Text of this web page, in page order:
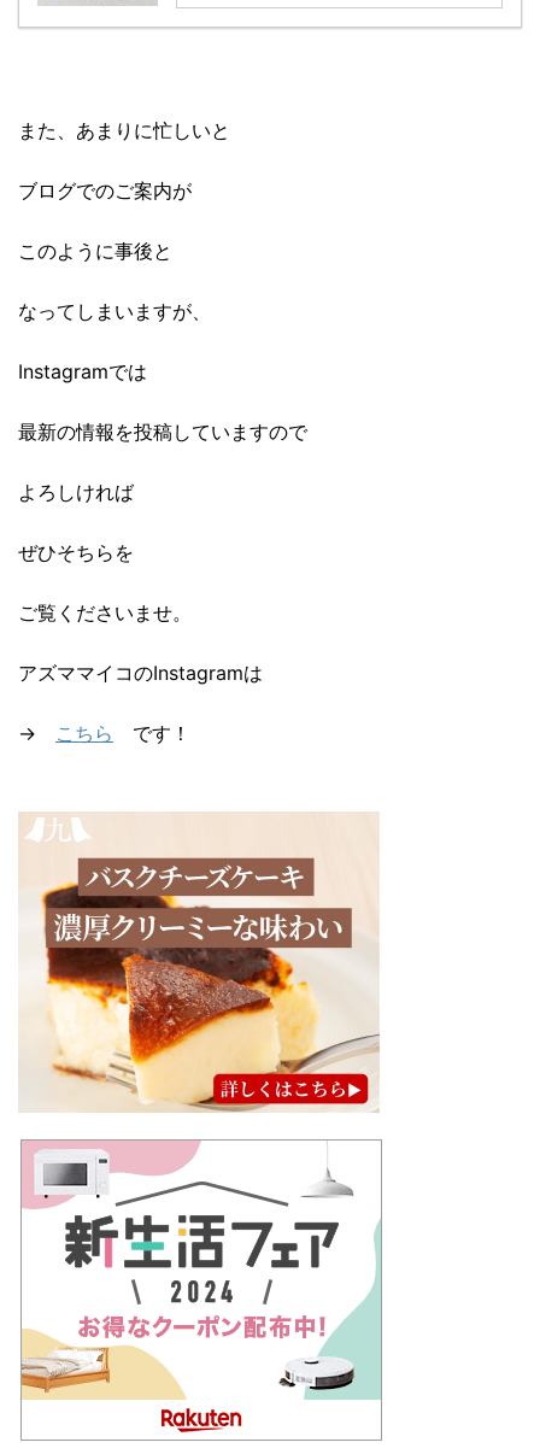
また、あまりに忙しいと
ブログでのご案内が
このように事後と
なってしまいますが、
Instagramでは
最新の情報を投稿していますので
よろしければ
ぜひそちらを
ご覧くださいませ。
アズママイコのInstagramは
→ こちら です！